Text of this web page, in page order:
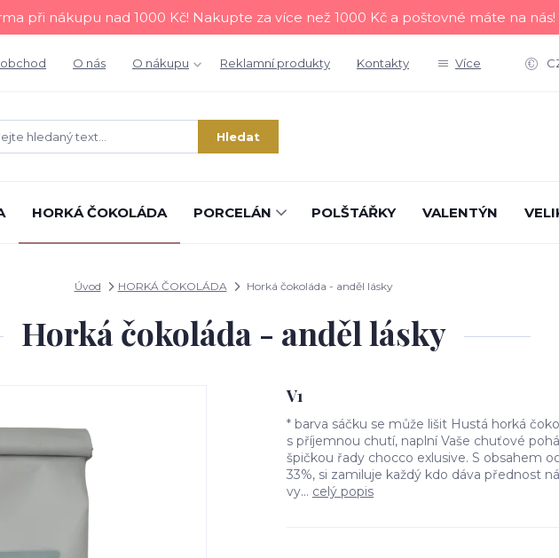
při nákupu nad 1000 Kč! Nakupte za více než 1000 Kč a poštovné máte na nás!
O nás O nákupu Reklamní produkty Kontakty Více
Hledat
HORKÁ ČOKOLÁDA PORCELÁN POLŠTÁŘKY VALENTÝN
Úvod HORKÁ ČOKOLÁDA Horká čokoláda - anděl lásky
Horká čokoláda - anděl lásky
V1
* barva sáčku se může lišit Hustá horká
s příjemnou chutí, naplní Vaše chuťové
špičkou řady chocco exlusive. S obsahem
33%, si zamiluje každý kdo dáva přednost
vy... celý popis